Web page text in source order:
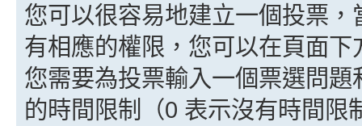
您可以很容易地建立一個投票
有相應的權限，您可以在頁面
您需要為投票輸入一個票選問
的時間限制（0 表示沒有時間限